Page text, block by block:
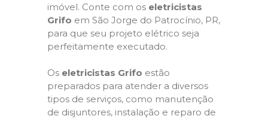
imóvel. Conte com os eletricistas
Grifo em São Jorge do Patrocínio, PR,
para que seu projeto elétrico seja
perfeitamente executado.
Os eletricistas Grifo estão
preparados para atender a diversos
tipos de serviços, como manutenção
de disjuntores, instalação e reparo de